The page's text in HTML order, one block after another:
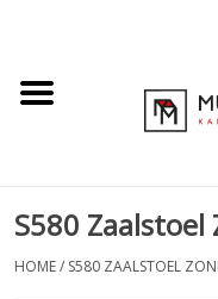
S580 Zaalstoel
HOME/ S580 ZAALSTOEL